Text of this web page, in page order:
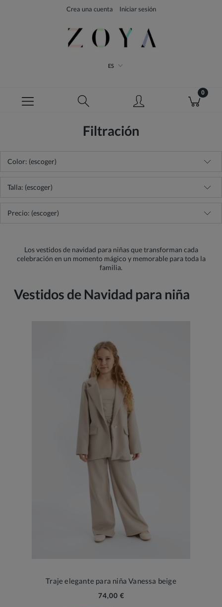
Crea una cuenta Iniciar sesión
ES
Filtración
Color: (escoger)
Talla: (escoger)
Precio: (escoger)
Los vestidos de navidad para niñas que transforman cada
celebración en un momento mágico y memorable para toda la
familia.
Vestidos de Navidad para niña
Traje elegante para niña Vanessa beige
74,00 €